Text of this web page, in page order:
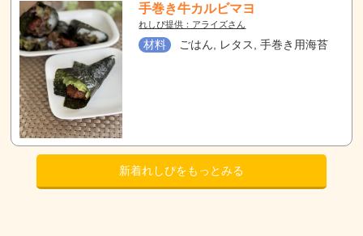
手巻き牛カルビマヨ
れしぴ提供：アライズさん
材料 ごはん, レタス, 手巻き用海苔
新着れしぴをもっとみる